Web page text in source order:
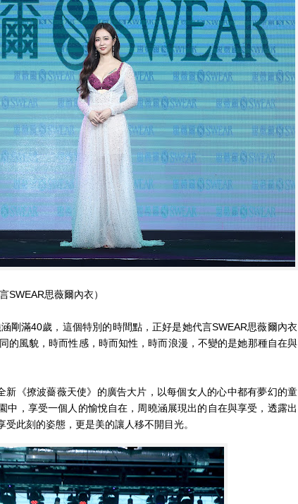
SWEAR思薇爾內衣）
剛滿40歲，這個特別的時間點，正好是她代言SWEAR思薇爾內衣
的風貌，時而性感，時而知性，時而浪漫，不變的是她那種自在與
新《撩波薔薇天使》的廣告大片，以每個女人的心中都有夢幻的童
中，享受一個人的愉悅自在，周曉涵展現出的自在與享受，透露出
此刻的姿態，更是美的讓人移不開目光。